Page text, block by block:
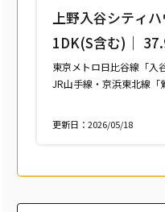
上野入谷シティ
1DK(S含む)｜
東京メトロ日比谷線「入
JR山手線・京浜東北線
更新日：2026/05/18